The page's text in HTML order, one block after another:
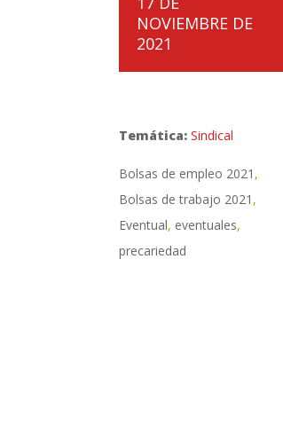
NOVIEMBRE DE
2021
Temática:Sindical
Bolsas de empleo 2021
Bolsas de trabajo 2021
Eventual eventuales
precariedad